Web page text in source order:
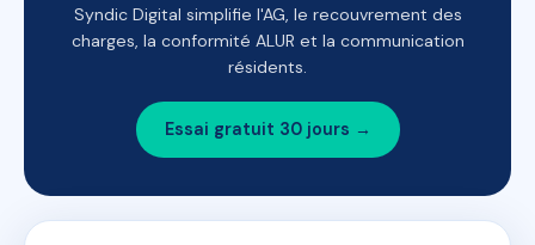
Syndic Digital simplifie l'AG, le recouvrement des
charges, la conformité ALUR et la communication
résidents.
Essai gratuit 30 jours →